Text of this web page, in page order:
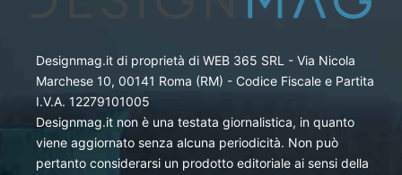
Designmag.it di proprietà di WEB 365 SRL - Via Nicola
Marchese 10, 00141 Roma (RM) - Codice Fiscale e Partita
I.V.A. 12279101005
Designmag.it non è una testata giornalistica, in quanto
viene aggiornato senza alcuna periodicità. Non può
pertanto considerarsi un prodotto editoriale ai sensi della